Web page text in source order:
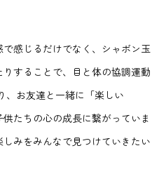
感じるだけでなく、シャボン玉
することで、目と体の協調運動
、お友達と一緒に「楽しい
たちの心の成長に繋がっていま
みをみんなで見つけていきたい